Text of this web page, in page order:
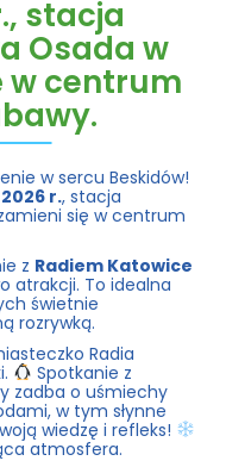
stacja
Osada w
w centrum
w sercu Beskidów!
r., stacja
się w centrum
z Radiem Katowice
atrakcji. To idealna
świetnie
rozrywką.
Radia
Spotkanie z
zadba o uśmiechy
w tym słynne
wiedzę i refleks!
atmosfera.